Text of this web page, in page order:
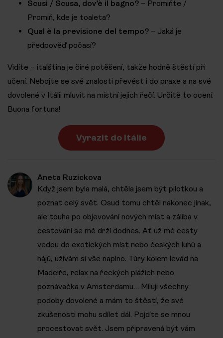
Scusi / Scusa, dov’è il bagno? – Promiňte /
Promiň, kde je toaleta?
Qual è la previsione del tempo? – Jaká je
předpověď počasí?
Vidíte – italština je čiré potěšení, takže hodně štěstí při
učení. Nebojte se své znalosti převést i do praxe a na své
dovolené v Itálii mluvit na místní jejich řečí. Určitě to ocení.
Buona fortuna!
Vyrazit do Itálie
Aneta Ruzickova
Když jsem byla malá, chtěla jsem být pilotkou a
poznat celý svět. Osud tomu chtěl nakonec jinak,
ale touha po objevování nových míst a záliba v
cestování se mě drží dodnes. Ať už mé cesty
vedou do exotických míst nebo českých luhů a
hájů, užívám si vše naplno. Túry kolem levád na
Madeiře, relax na řeckých plážích nebo
poznávačka v Amsterdamu… Miluji všechny
podoby dovolené a mám to štěstí, že své
zkušenosti mohu sdílet dál. Pojďte se mnou
procestovat svět. Jsem připravená být vám